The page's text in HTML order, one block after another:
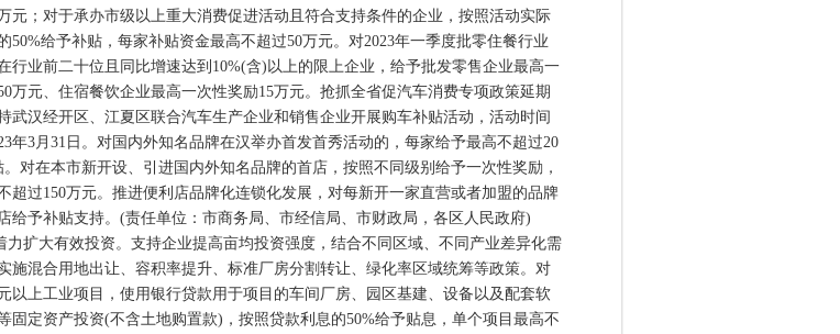
元；对于承办市级以上重大消费促进活动且符合支持条件的企业，按照活动实际
50%给予补贴，每家补贴资金最高不超过50万元。对2023年一季度批零住餐行业
行业前二十位且同比增速达到10%(含)以上的限上企业，给予批发零售企业最高一
万元、住宿餐饮企业最高一次性奖励15万元。抢抓全省促汽车消费专项政策延期
武汉经开区、江夏区联合汽车生产企业和销售企业开展购车补贴活动，活动时间
年3月31日。对国内外知名品牌在汉举办首发首秀活动的，每家给予最高不超过20
。对在本市新开设、引进国内外知名品牌的首店，按照不同级别给予一次性奖励，
超过150万元。推进便利店品牌化连锁化发展，对每新开一家直营或者加盟的品牌
给予补贴支持。(责任单位：市商务局、市经信局、市财政局，各区人民政府)
大有效投资。支持企业提高亩均投资强度，结合不同区域、不同产业差异化需
施混合用地出让、容积率提升、标准厂房分割转让、绿化率区域统筹等政策。对
以上工业项目，使用银行贷款用于项目的车间厂房、园区基建、设备以及配套软
固定资产投资(不含土地购置款)，按照贷款利息的50%给予贴息，单个项目最高不